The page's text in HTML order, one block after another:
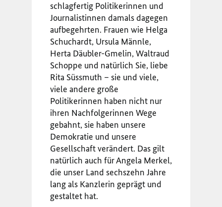
schlagfertig Politikerinnen und
Journalistinnen damals dagegen
aufbegehrten. Frauen wie Helga
Schuchardt, Ursula Männle,
Herta Däubler-Gmelin, Waltraud
Schoppe und natürlich Sie, liebe
Rita Süssmuth – sie und viele,
viele andere große
Politikerinnen haben nicht nur
ihren Nachfolgerinnen Wege
gebahnt, sie haben unsere
Demokratie und unsere
Gesellschaft verändert. Das gilt
natürlich auch für Angela Merkel,
die unser Land sechszehn Jahre
lang als Kanzlerin geprägt und
gestaltet hat.